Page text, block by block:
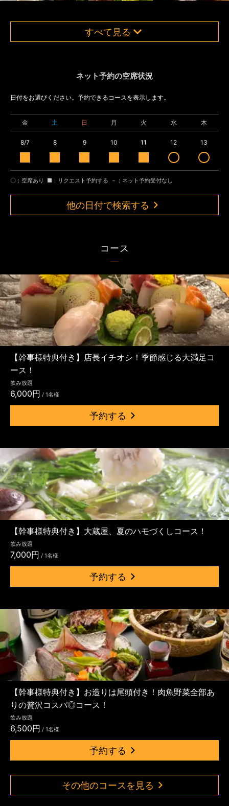
すべて見る
ネット予約の空席状況
日付をお選びください。予約できるコースを表示します。
金 土 日 月 火 水 木
8/7 8 9 10 11 12 13
〇：空席あり ■：リクエスト予約する －：ネット予約受付なし
他の日付で検索する
コース
【幹事様特典付き】店長イチオシ！季節感じる大満足コ
ース！
飲み放題
6,000円 / 1名様
予約する
【幹事様特典付き】大蔵屋、夏のハモづくしコース！
飲み放題
7,000円 / 1名様
予約する
【幹事様特典付き】お造りは尾頭付き！肉魚野菜全部あ
りの贅沢コスパ◎コース！
飲み放題
6,500円 / 1名様
予約する
その他のコースを見る